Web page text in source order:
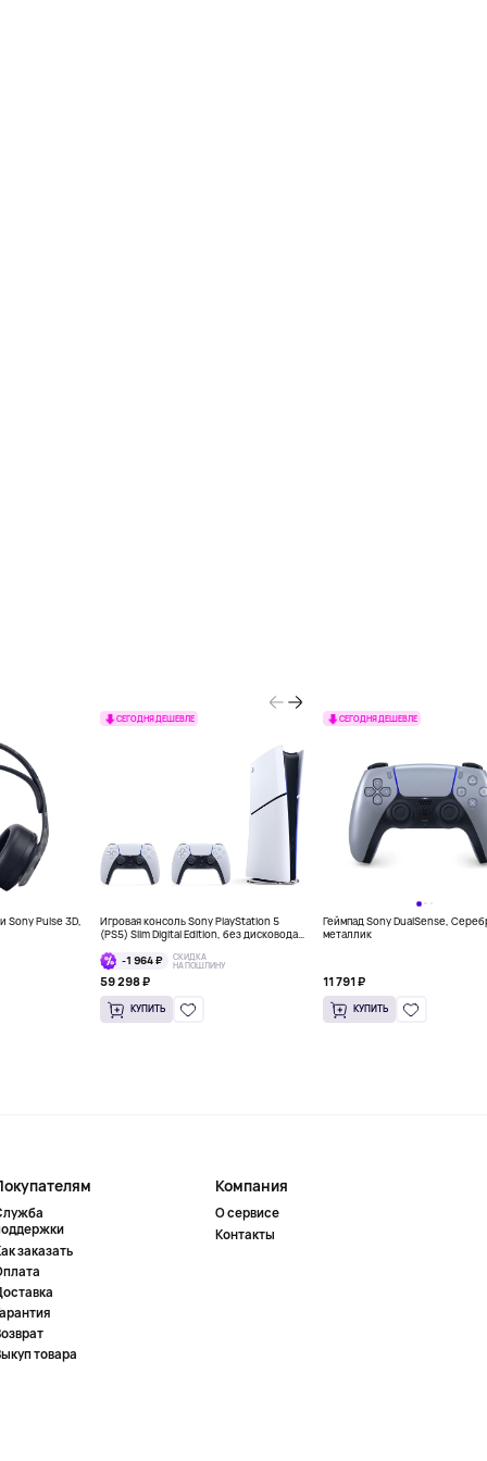
Sony Pulse 3D,
СЕГОДНЯ ДЕШЕВЛЕ
Игровая консоль Sony PlayStation 5
(PS5) Slim Digital Edition, без дисковода,
-1 964 ₽
СКИДКА
НА ПОШЛИНУ
59 298 ₽
КУПИТЬ
СЕГОДНЯ ДЕШЕВЛЕ
Геймпад Sony DualSense,
металлик
11 791 ₽
КУПИТЬ
заказать
товара
Компания
О сервисе
Контакты